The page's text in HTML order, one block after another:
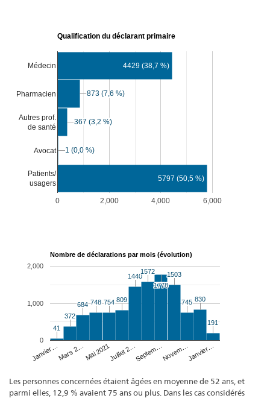
Qualification du déclarant primaire
0 2,000 4,000 6,000
Médecin
Pharmacien
Autres prof.
de santé
Avocat
Patients/
usagers
4429 (38,7 %)
873 (7,6 %)
873 (7,6 %)
367 (3,2 %)
367 (3,2 %)
1 (0,0 %)
1 (0,0 %)
5797 (50,5 %)
Nombre de déclarations par mois (évolution)
Janvier…Mars 2…Mai 2021Juillet 2…Septem…Novem…Janvier…
0
1,000
2,000
41
41
372
372
684
684 748
748 754
754 809
809
1440
1440
1572
1572
1778
1778
1503
1503
745
745 830
830
191
191
Les personnes concernées étaient âgées en moyenne de 52 ans, et
parmi elles, 12,9 % avaient 75 ans ou plus. Dans les cas considérés